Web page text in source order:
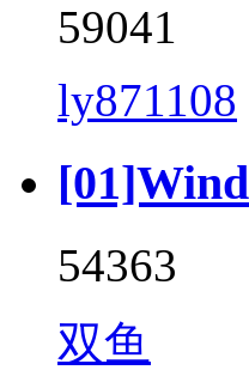
59041
ly871108
54363
双鱼